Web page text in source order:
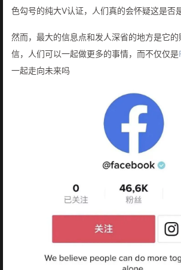
色勾号的纯大V认证，人们真的会怀疑这是否
然而，最大的信息点和发人深省的地方是它
信，人们可以一起做更多的事情，而不仅仅是
一起走向未来吗